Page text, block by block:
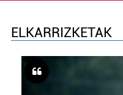
ELKARRIZKETAK